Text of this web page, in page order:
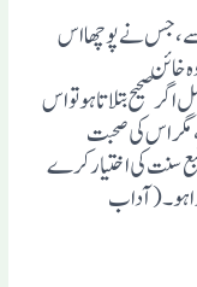
سے ،جس نے پوچھااس
خائن
بتلاتاہوتواس
کی صحبت
سنت کی اختیار کرے